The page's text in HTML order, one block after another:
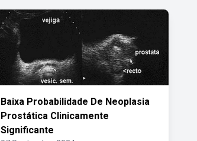
Baixa Probabilidade De Neoplasia
Prostática Clinicamente
Significante